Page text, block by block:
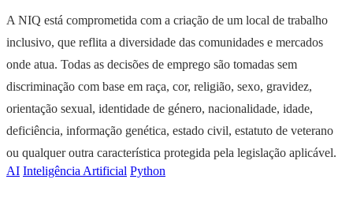
A NIQ está comprometida com a criação de um local de trabalho
inclusivo, que reflita a diversidade das comunidades e mercados
onde atua. Todas as decisões de emprego são tomadas sem
discriminação com base em raça, cor, religião, sexo, gravidez,
orientação sexual, identidade de género, nacionalidade, idade,
deficiência, informação genética, estado civil, estatuto de veterano
ou qualquer outra característica protegida pela legislação aplicável.
AI Inteligência Artificial Python